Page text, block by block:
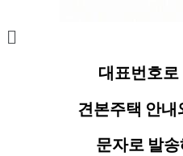
대표번호
견본주택 안
문자로 발